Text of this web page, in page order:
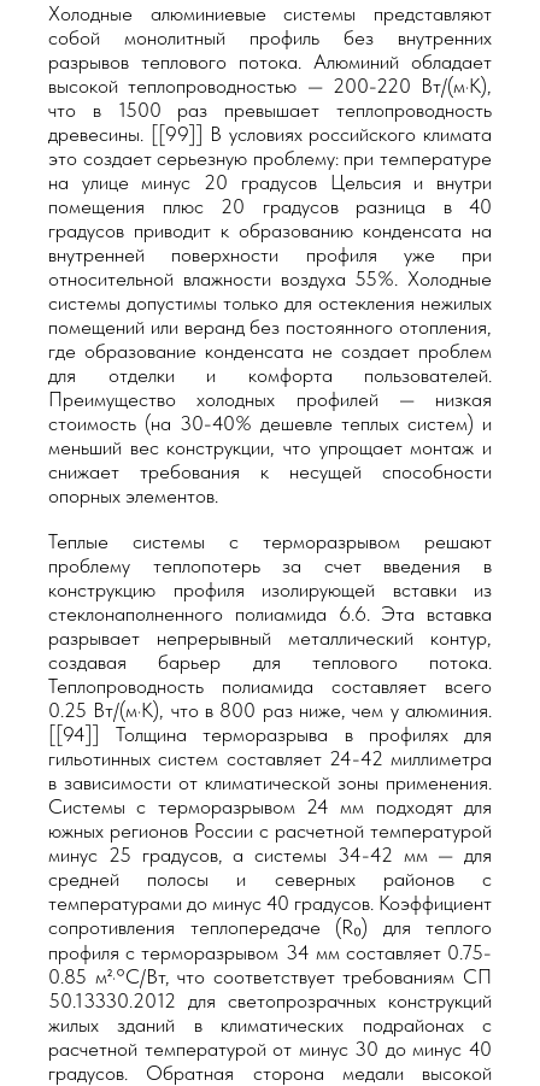
Холодные алюминиевые системы представляют
собой монолитный профиль без внутренних
разрывов теплового потока. Алюминий обладает
высокой теплопроводностью — 200-220 Вт/(м·К),
что в 1500 раз превышает теплопроводность
древесины. [[99]] В условиях российского климата
это создает серьезную проблему: при температуре
на улице минус 20 градусов Цельсия и внутри
помещения плюс 20 градусов разница в 40
градусов приводит к образованию конденсата на
внутренней поверхности профиля уже при
относительной влажности воздуха 55%. Холодные
системы допустимы только для остекления нежилых
помещений или веранд без постоянного отопления,
где образование конденсата не создает проблем
для отделки и комфорта пользователей.
Преимущество холодных профилей — низкая
стоимость (на 30-40% дешевле теплых систем) и
меньший вес конструкции, что упрощает монтаж и
снижает требования к несущей способности
опорных элементов.
Теплые системы с терморазрывом решают
проблему теплопотерь за счет введения в
конструкцию профиля изолирующей вставки из
стеклонаполненного полиамида 6.6. Эта вставка
разрывает непрерывный металлический контур,
создавая барьер для теплового потока.
Теплопроводность полиамида составляет всего
0.25 Вт/(м·К), что в 800 раз ниже, чем у алюминия.
[[94]] Толщина терморазрыва в профилях для
гильотинных систем составляет 24-42 миллиметра
в зависимости от климатической зоны применения.
Системы с терморазрывом 24 мм подходят для
южных регионов России с расчетной температурой
минус 25 градусов, а системы 34-42 мм — для
средней полосы и северных районов с
температурами до минус 40 градусов. Коэффициент
сопротивления теплопередаче (R₀) для теплого
профиля с терморазрывом 34 мм составляет 0.75-
0.85 м²·°С/Вт, что соответствует требованиям СП
50.13330.2012 для светопрозрачных конструкций
жилых зданий в климатических подрайонах с
расчетной температурой от минус 30 до минус 40
градусов. Обратная сторона медали высокой